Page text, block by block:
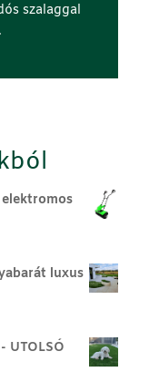
szalaggal
luxus
UTOLSÓ